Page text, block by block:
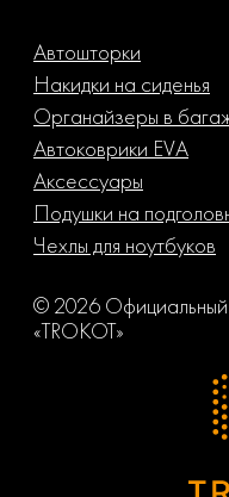
Автошторки
Накидки на сиденья
Органайзеры в
Автоковрики EVA
Аксессуары
Подушки на
Чехлы для ноутбуков
© 2026 Официальный
«TROKOT»